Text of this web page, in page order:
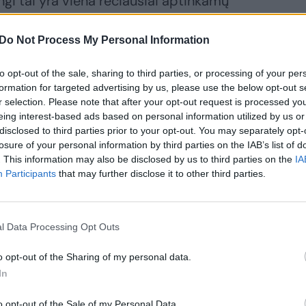
Do Not Process My Personal Information
opt-out of the sale, sharing to third parties, or processing of your
for targeted advertising by us, please use the below opt-out
selection. Please note that after your opt-out request is processed
interest-based ads based on personal information utilized by us
to third parties prior to your opt-out. You may separately
of your personal information by third parties on the IAB’s list of
This information may also be disclosed by us to third parties on the
Participants that may further disclose it to other third parties.
Data Processing Opt Outs
opt-out of the Sharing of my personal data.
ir jauniklius mums suteikia pagrindo
dauginasi“, – sako tyrėja Yoga
– užfiksuota itin retų, nykstančių